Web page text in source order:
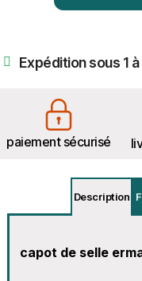
Expédition sous 1
paiement sécurisé
Description
capot de selle